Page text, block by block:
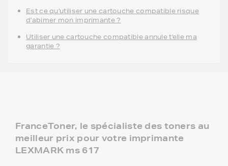
Est ce qu'utiliser une cartouche compatible risque
d'abimer mon imprimante ?
Utiliser une cartouche compatible annule t'elle ma
garantie ?
FranceToner, le spécialiste des toners au
meilleur prix pour votre imprimante
LEXMARK ms 617